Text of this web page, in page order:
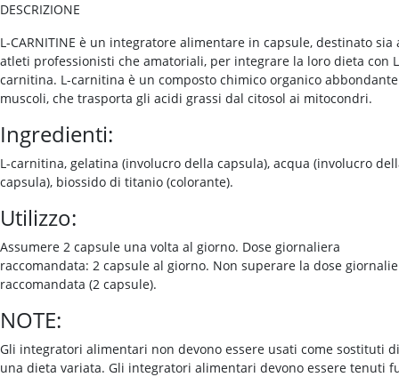
DESCRIZIONE
L-CARNITINE è un integratore alimentare in capsule, destinato sia
atleti professionisti che amatoriali, per integrare la loro dieta con
carnitina. L-carnitina è un composto chimico organico
muscoli, che trasporta gli acidi grassi dal citosol ai mitocondri.
Ingredienti:
L-carnitina, gelatina (involucro della capsula), acqua (involucro
capsula), biossido di titanio (colorante).
Utilizzo:
Assumere 2 capsule una volta al giorno. Dose giornaliera
raccomandata: 2 capsule al giorno. Non superare la dose
raccomandata (2 capsule).
NOTE:
Gli integratori alimentari non devono essere usati come sostituti di
una dieta variata. Gli integratori alimentari devono essere tenuti